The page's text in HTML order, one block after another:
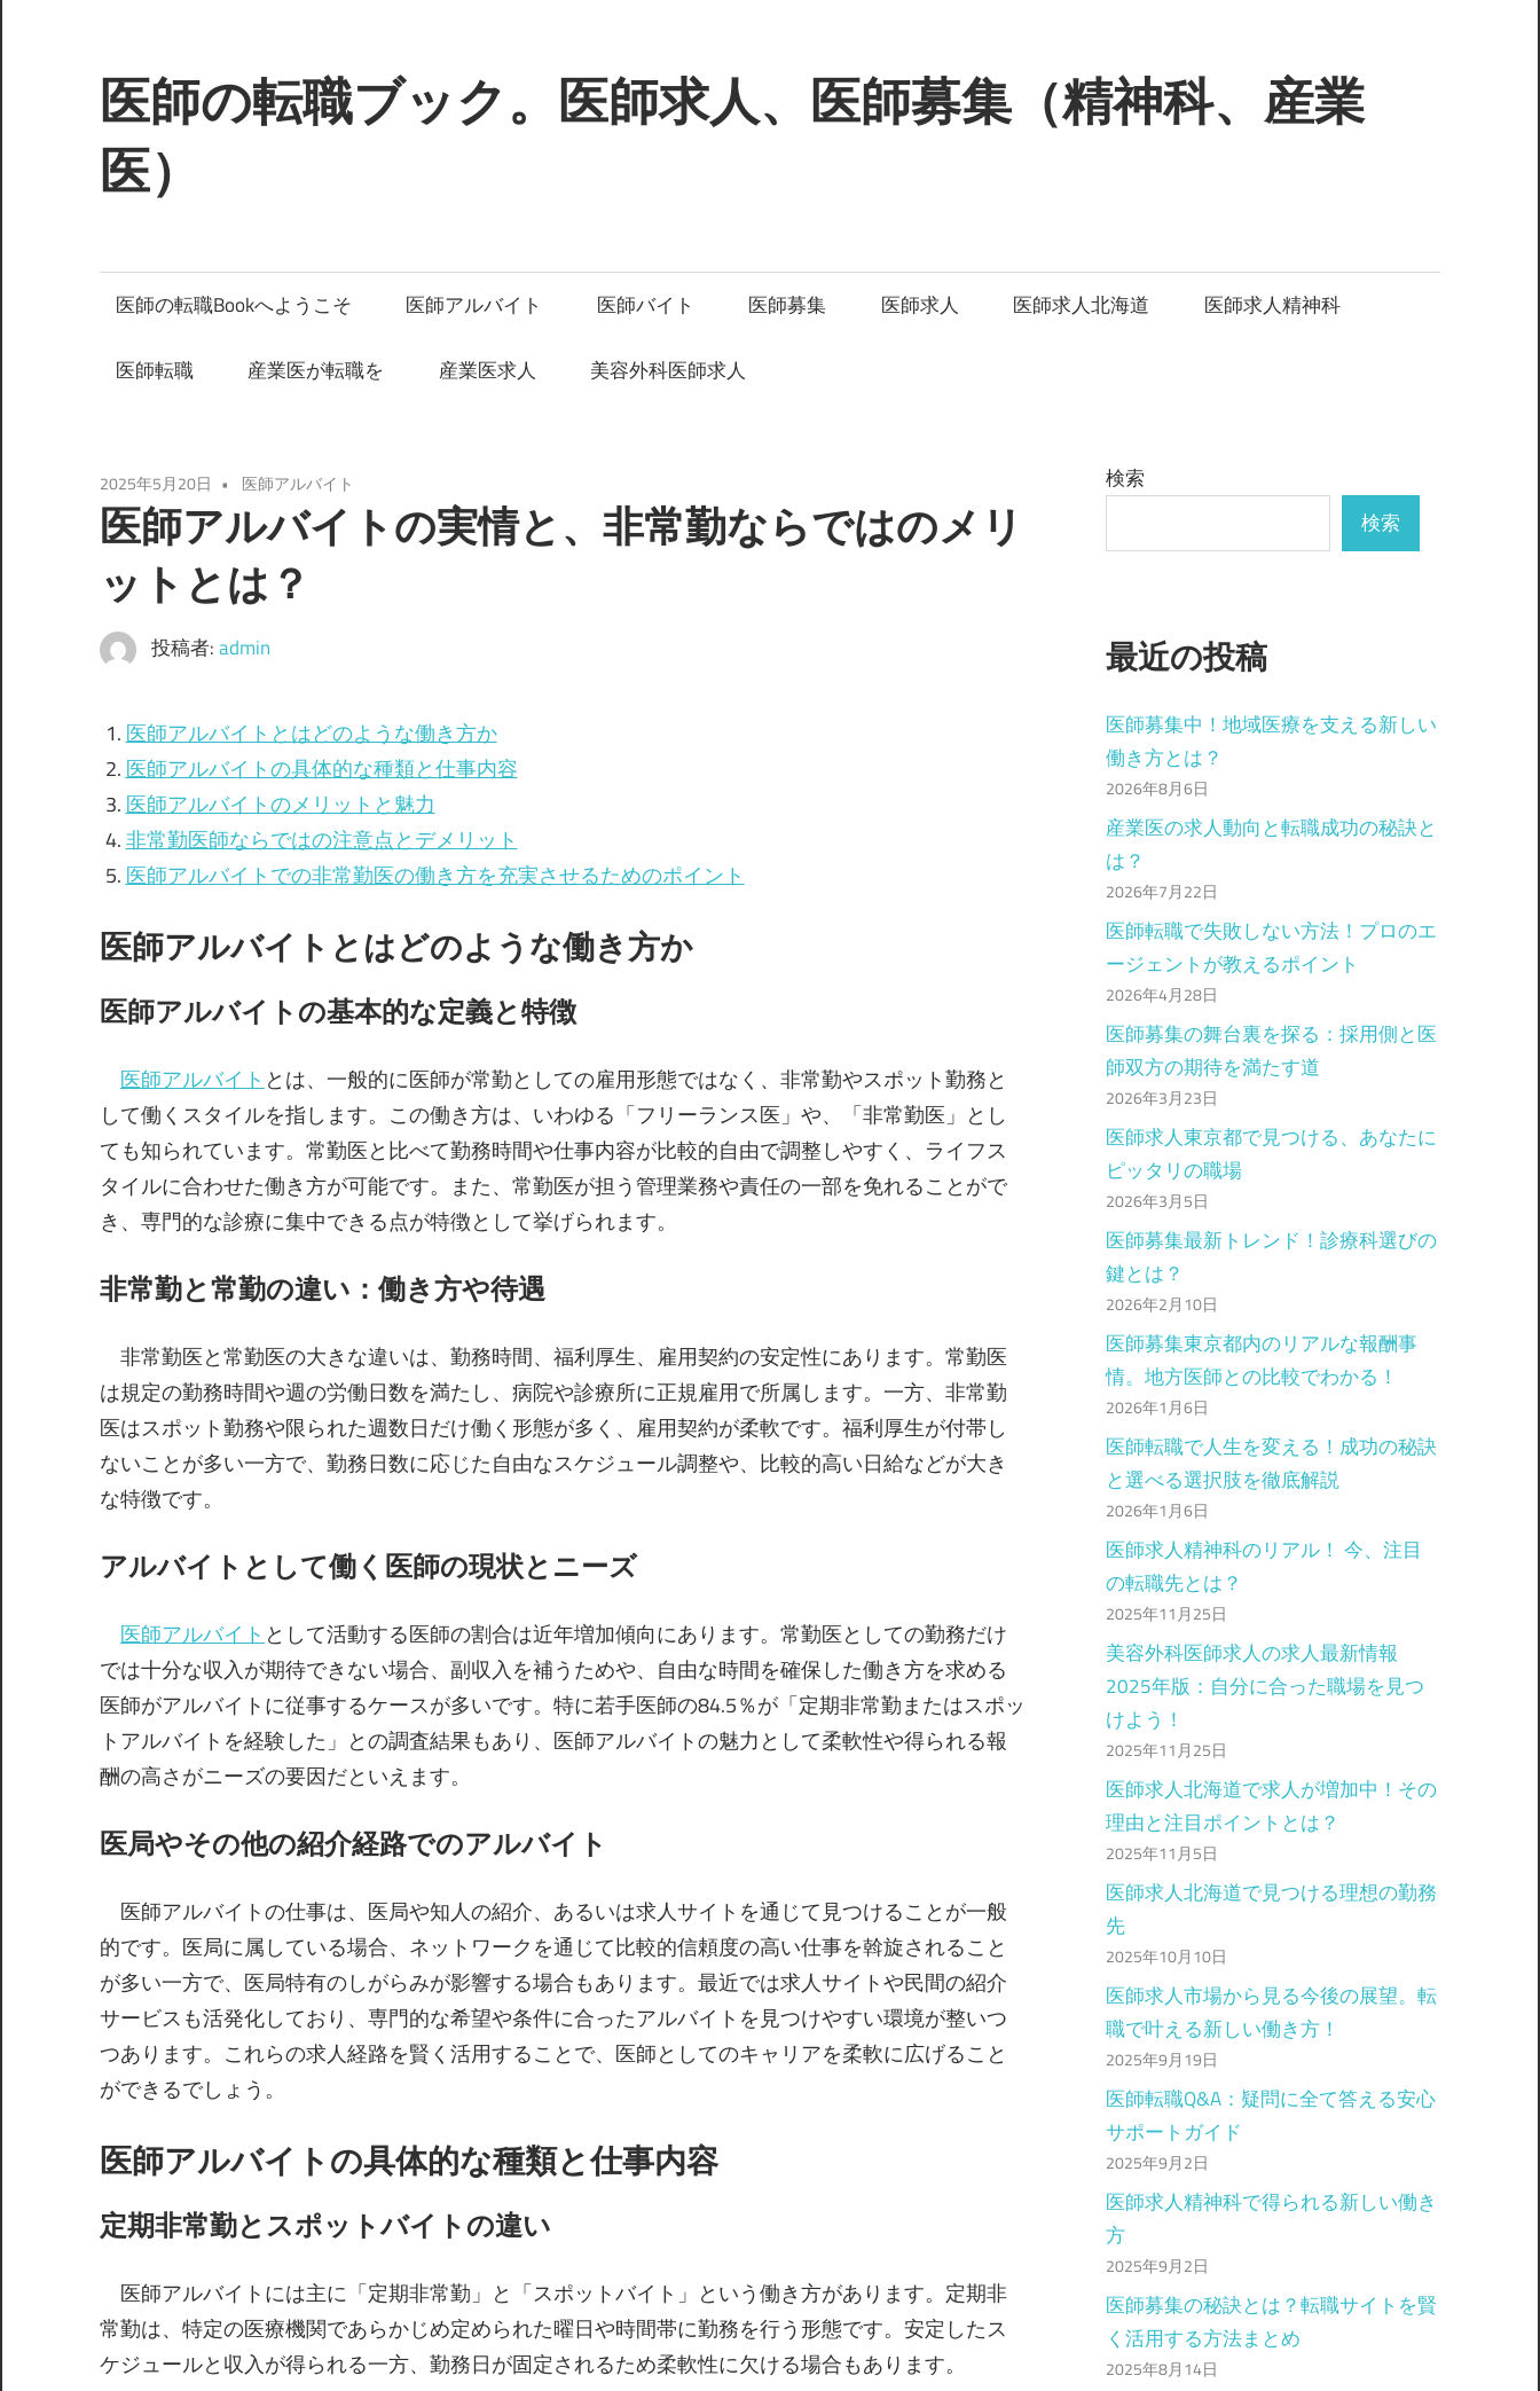
テ
ン
ツ
へ
ッ
プ
医師の転職ブック。医師求人、医師募集（精神科、産業
医）
医師の転職Bookへようこそ 医師アルバイト 医師バイト 医師募集 医師求人 医師求人北海道 医師求人精神科
医師転職 産業医が転職を 産業医求人 美容外科医師求人
2025年5月20日 医師アルバイト
医師アルバイトの実情と、非常勤ならではのメリ
ットとは？
投稿者:admin
医師アルバイトとはどのような働き方か
医師アルバイトの具体的な種類と仕事内容
医師アルバイトのメリットと魅力
非常勤医師ならではの注意点とデメリット
医師アルバイトでの非常勤医の働き方を充実させるためのポイント
医師アルバイトとはどのような働き方か
医師アルバイトの基本的な定義と特徴
医師アルバイト とは、一般的に医師が常勤としての雇用形態ではなく、非常勤やスポット勤務と
して働くスタイルを指します。この働き方は、いわゆる「フリーランス医」や、「非常勤医」とし
ても知られています。常勤医と比べて勤務時間や仕事内容が比較的自由で調整しやすく、ライフス
タイルに合わせた働き方が可能です。また、常勤医が担う管理業務や責任の一部を免れることがで
き、専門的な診療に集中できる点が特徴として挙げられます。
非常勤と常勤の違い：働き方や待遇
非常勤医と常勤医の大きな違いは、勤務時間、福利厚生、雇用契約の安定性にあります。常勤医
は規定の勤務時間や週の労働日数を満たし、病院や診療所に正規雇用で所属します。一方、非常勤
医はスポット勤務や限られた週数日だけ働く形態が多く、雇用契約が柔軟です。福利厚生が付帯し
ないことが多い一方で、勤務日数に応じた自由なスケジュール調整や、比較的高い日給などが大き
な特徴です。
アルバイトとして働く医師の現状とニーズ
医師アルバイト として活動する医師の割合は近年増加傾向にあります。常勤医としての勤務だけ
では十分な収入が期待できない場合、副収入を補うためや、自由な時間を確保した働き方を求める
医師がアルバイトに従事するケースが多いです。特に若手医師の84.5％が「定期非常勤またはスポッ
トアルバイトを経験した」との調査結果もあり、医師アルバイトの魅力として柔軟性や得られる報
酬の高さがニーズの要因だといえます。
医局やその他の紹介経路でのアルバイト
医師アルバイトの仕事は、医局や知人の紹介、あるいは求人サイトを通じて見つけることが一般
的です。医局に属している場合、ネットワークを通じて比較的信頼度の高い仕事を斡旋されること
が多い一方で、医局特有のしがらみが影響する場合もあります。最近では求人サイトや民間の紹介
サービスも活発化しており、専門的な希望や条件に合ったアルバイトを見つけやすい環境が整いつ
つあります。これらの求人経路を賢く活用することで、医師としてのキャリアを柔軟に広げること
ができるでしょう。
医師アルバイトの具体的な種類と仕事内容
定期非常勤とスポットバイトの違い
医師アルバイトには主に「定期非常勤」と「スポットバイト」という働き方があります。定期非
常勤は、特定の医療機関であらかじめ定められた曜日や時間帯に勤務を行う形態です。安定したス
ケジュールと収入が得られる一方、勤務日が固定されるため柔軟性に欠ける場合もあります。
検索
検索
最近の投稿
医師募集中！地域医療を支える新しい
働き方とは？
2026年8月6日
産業医の求人動向と転職成功の秘訣と
は？
2026年7月22日
医師転職で失敗しない方法！プロのエ
ージェントが教えるポイント
2026年4月28日
医師募集の舞台裏を探る：採用側と医
師双方の期待を満たす道
2026年3月23日
医師求人東京都で見つける、あなたに
ピッタリの職場
2026年3月5日
医師募集最新トレンド！診療科選びの
鍵とは？
2026年2月10日
医師募集東京都内のリアルな報酬事
情。地方医師との比較でわかる！
2026年1月6日
医師転職で人生を変える！成功の秘訣
と選べる選択肢を徹底解説
2026年1月6日
医師求人精神科のリアル！ 今、注目
の転職先とは？
2025年11月25日
美容外科医師求人の求人最新情報
2025年版：自分に合った職場を見つ
けよう！
2025年11月25日
医師求人北海道で求人が増加中！その
理由と注目ポイントとは？
2025年11月5日
医師求人北海道で見つける理想の勤務
先
2025年10月10日
医師求人市場から見る今後の展望。転
職で叶える新しい働き方！
2025年9月19日
医師転職Q&A：疑問に全て答える安心
サポートガイド
2025年9月2日
医師求人精神科で得られる新しい働き
方
2025年9月2日
医師募集の秘訣とは？転職サイトを賢
く活用する方法まとめ
2025年8月14日